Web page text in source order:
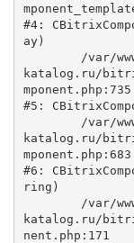
#4:
ay)
katalog.ru/
mponent.php:735
#5:
katalog.ru/
mponent.php:683
#6:
ring)
katalog.ru/
nent.php:171